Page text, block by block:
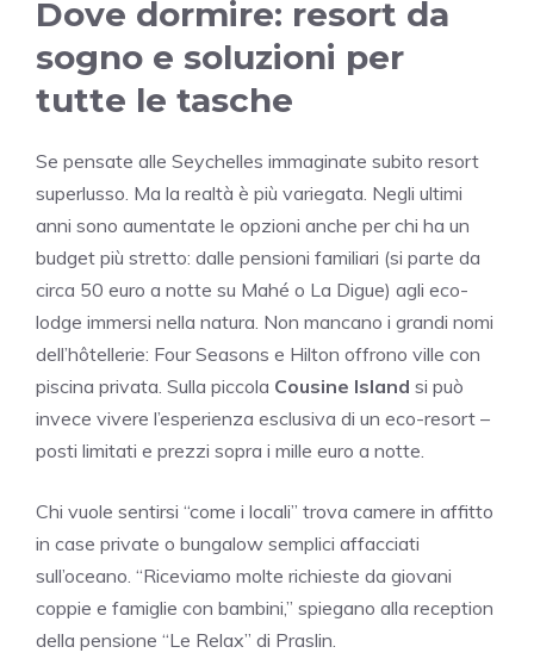
Dove dormire: resort da
sogno e soluzioni per
tutte le tasche
Se pensate alle Seychelles immaginate subito resort
superlusso. Ma la realtà è più variegata. Negli ultimi
anni sono aumentate le opzioni anche per chi ha un
budget più stretto: dalle pensioni familiari (si parte da
circa 50 euro a notte su Mahé o La Digue) agli eco-
lodge immersi nella natura. Non mancano i grandi nomi
dell’hôtellerie: Four Seasons e Hilton offrono ville con
piscina privata. Sulla piccola Cousine Island si può
invece vivere l’esperienza esclusiva di un eco-resort –
posti limitati e prezzi sopra i mille euro a notte.
Chi vuole sentirsi “come i locali” trova camere in affitto
in case private o bungalow semplici affacciati
sull’oceano. “Riceviamo molte richieste da giovani
coppie e famiglie con bambini,” spiegano alla reception
della pensione “Le Relax” di Praslin.